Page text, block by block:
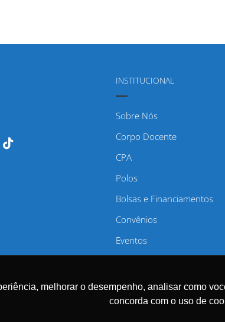
melhorar o desempenho, analisar como
concorda com o uso de
INSTITUCIONAL
Sobre Nós
Corpo Docente
CPA
Polos
Bolsas e Financiamentos
Convênios
Eventos
Trabalhe Conosco